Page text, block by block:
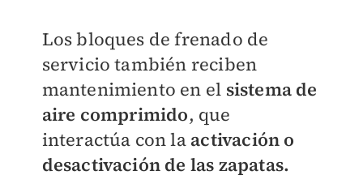
Los bloques de frenado de
servicio también reciben
mantenimiento en el sistema de
aire comprimido, que
interactúa con la activación o
desactivación de las zapatas.